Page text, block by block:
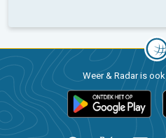
Weer & Radar is